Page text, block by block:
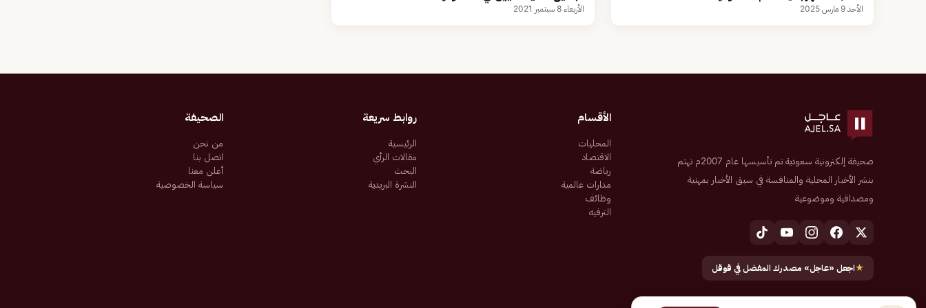
الأحد 9 مارس 2025 الأربعاء 8 سبتمبر 2021
صحيفة إلكترونية سعودية تم تأسيسها عام 2007م تهتم
بنشر الأخبار المحلية والمنافسة في سبق الأخبار بمهنية
ومصداقية وموضوعية
★اجعل «عاجل» مصدرك المفضل في قوقل
الأقسام
المحليات
الاقتصاد
رياضة
مدارات عالمية
وظائف
الترفيه
روابط سريعة
الرئيسية
مقالات الرأي
البحث
النشرة البريدية
الصحيفة
من نحن
اتصل بنا
أعلن معنا
سياسة الخصوصية